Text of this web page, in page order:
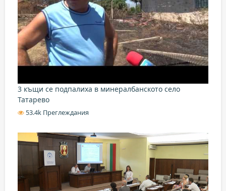
3 къщи се подпалиха в минералбанското село
Татарево
53.4k Преглеждания